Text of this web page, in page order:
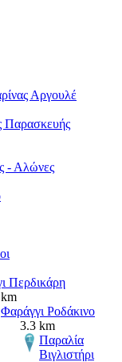
Αργουλέ
Παρασκευής
- Αλώνες
Περδικάρη
Φαράγγι Ροδάκινο
3.3 km
Παραλία
Βιγλιστήρι